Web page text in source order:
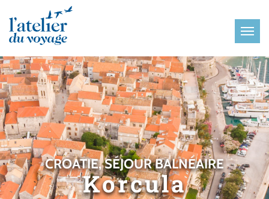
CROATIE, SÉJOUR BALNÉAIRE
Korcula
Panneau de gestion des cookies